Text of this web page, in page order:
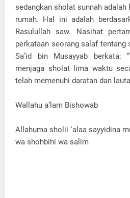
sedangkan sholat sunnah
rumah. Hal ini adalah
Rasulullah saw. Nasihat
perkataan seorang salaf tentang
Sa’id bin Musayyab berkata:
menjaga sholat lima waktu
telah memenuhi daratan dan
Wallahu a’lam Bishowab
Allahuma sholii 'alaa sayyidina
wa shohbihi wa salim